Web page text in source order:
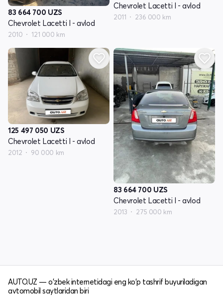
83 664 700 UZS
Chevrolet Lacetti I - avlod
2010 121 000 km
Chevrolet Lacetti I - avlod
2011 236 000 km
125 497 050 UZS
Chevrolet Lacetti I - avlod
2012 90 000 km
83 664 700 UZS
Chevrolet Lacetti I - avlod
2013 275 000 km
AUTO.UZ — o'zbek internetidagi eng ko'p tashrif buyuriladigan
avtomobil saytlaridan biri